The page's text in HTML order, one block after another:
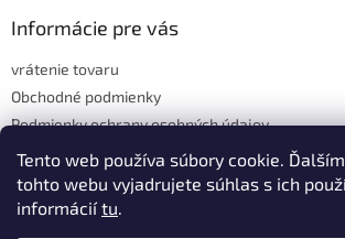
Tento web používa súbory cookie.
tohto webu vyjadrujete súhlas s ich
informáciítu.
Informácie pre vás
vrátenie tovaru
Obchodné podmienky
Podmienky ochrany osobných údajov
Hodnotenie obchodu